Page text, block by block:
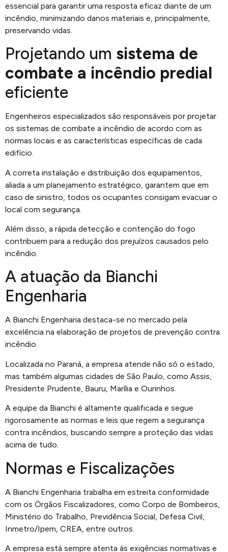
essencial para garantir uma resposta eficaz diante de um
incêndio, minimizando danos materiais e, principalmente,
preservando vidas.
Projetando um sistema de
combate a incêndio predial
eficiente
Engenheiros especializados são responsáveis por projetar
os sistemas de combate a incêndio de acordo com as
normas locais e as características específicas de cada
edifício.
A correta instalação e distribuição dos equipamentos,
aliada a um planejamento estratégico, garantem que em
caso de sinistro, todos os ocupantes consigam evacuar o
local com segurança.
Além disso, a rápida detecção e contenção do fogo
contribuem para a redução dos prejuízos causados pelo
incêndio.
A atuação da Bianchi
Engenharia
A Bianchi Engenharia destaca-se no mercado pela
excelência na elaboração de projetos de prevenção contra
incêndio.
Localizada no Paraná, a empresa atende não só o estado,
mas também algumas cidades de São Paulo, como Assis,
Presidente Prudente, Bauru, Marília e Ourinhos.
A equipe da Bianchi é altamente qualificada e segue
rigorosamente as normas e leis que regem a segurança
contra incêndios, buscando sempre a proteção das vidas
acima de tudo.
Normas e Fiscalizações
A Bianchi Engenharia trabalha em estreita conformidade
com os Órgãos Fiscalizadores, como Corpo de Bombeiros,
Ministério do Trabalho, Previdência Social, Defesa Civil,
Inmetro/Ipem, CREA, entre outros.
A empresa está sempre atenta às exigências normativas e